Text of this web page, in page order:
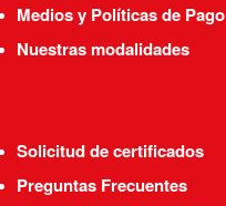
Medios y Políticas de Pago
Nuestras modalidades
Solicitud de certificados
Preguntas Frecuentes